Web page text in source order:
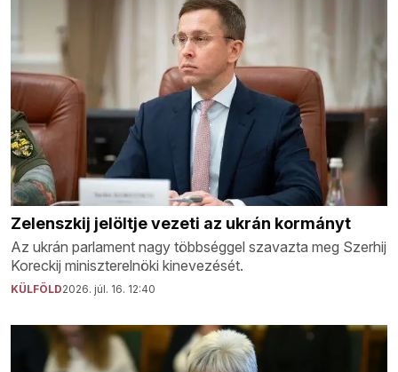
Zelenszkij jelöltje vezeti az ukrán kormányt
Az ukrán parlament nagy többséggel szavazta meg Szerhij
Koreckij miniszterelnöki kinevezését.
KÜLFÖLD2026. júl. 16. 12:40